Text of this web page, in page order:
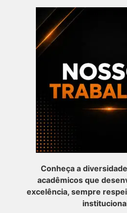
Conheça a
acadêmicos que
excelência, sempre